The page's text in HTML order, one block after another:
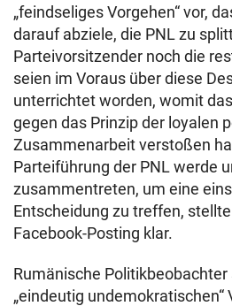
„feindseliges Vorgehen“ vor,
darauf abziele, die PNL zu
Parteivorsitzender noch die
seien im Voraus über diese
unterrichtet worden, womit
gegen das Prinzip der loyalen
Zusammenarbeit verstoßen
Parteiführung der PNL werde
zusammentreten, um eine
Entscheidung zu treffen,
Facebook-Posting klar.
Rumänische
„eindeutig undemokratischen“